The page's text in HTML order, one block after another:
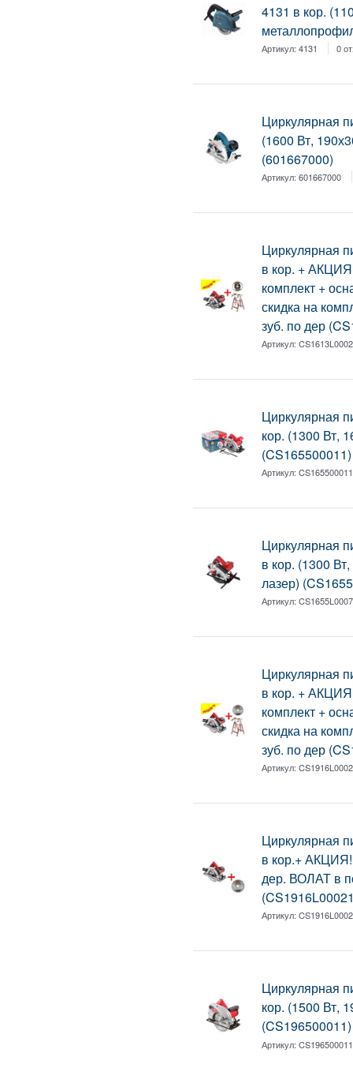
4131 в кор.
Артикул:4131 0
Циркулярная
(1600 Вт,
(601667000)
Артикул:601667000
Циркулярная
в кор. +
комплект +
скидка на
зуб. по дер
Артикул:
Циркулярная
кор. (1300 Вт,
(CS165500011)
Артикул:CS165500011
Циркулярная
в кор. (1300
лазер)
Артикул:CS1655L0007
Циркулярная
в кор. +
комплект +
скидка на
зуб. по дер
Артикул:
Циркулярная
в кор.+ АКЦИЯ!
дер. ВОЛАТ в
Артикул:
Циркулярная
кор. (1500 Вт,
(CS196500011)
Артикул:CS196500011